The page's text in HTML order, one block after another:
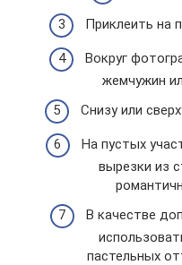
Приклеить на
Вокруг
жемчужин
Снизу или
На пустых
вырезки из
В качестве
пастельных